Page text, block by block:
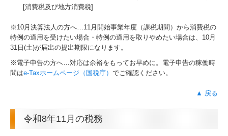
[消費税及び地方消費税]
※10月決算法人の方へ…11月開始事業年度（課税期間）から消費税の
特例の適用を受けたい場合・特例の適用を取りやめたい場合は、10月
31日(土)が届出の提出期限になります。
※電子申告の方へ…対応は余裕をもってお早めに。電子申告の稼働時
間はe-Taxホームページ（国税庁） でご確認ください。
▲ 戻る
令和8年11月の税務